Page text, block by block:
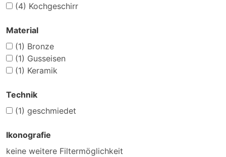
(4) Kochgeschirr
Material
(1) Bronze
(1) Gusseisen
(1) Keramik
Technik
(1) geschmiedet
Ikonografie
keine weitere Filtermöglichkeit